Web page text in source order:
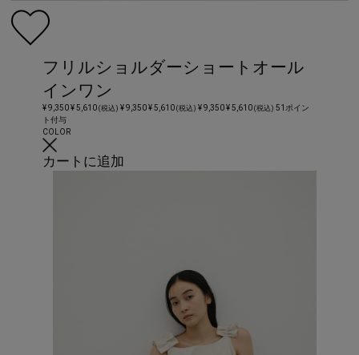
フリルショルダーショートオール
インワン
¥ 9,350¥ 5,610(税込) ¥ 9,350¥ 5,610(税込) ¥ 9,350¥ 5,610 (税込) 51ポイン
ト付与
COLOR
カートに追加